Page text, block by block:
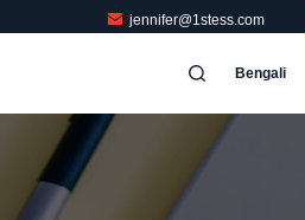
jennifer@1stess.com
Bengali